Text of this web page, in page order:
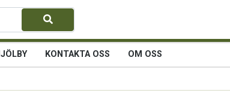
KONTAKTA OSS OM OSS